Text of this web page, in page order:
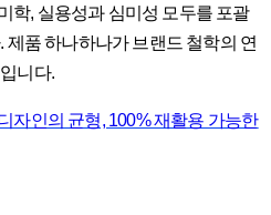
학, 실용성과 심미성 모두를 포괄
품 하나하나가 브랜드 철학의 연
니다.
자인의 균형, 100% 재활용 가능한